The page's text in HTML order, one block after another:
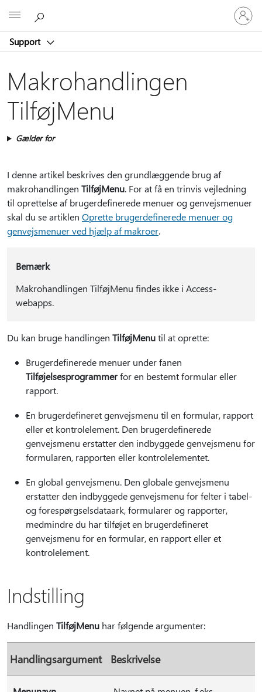
Support
Log
på
din
Makrohandlingen
TilføjMenu
Gælder for
I denne artikel beskrives den grundlæggende brug af
makrohandlingen TilføjMenu. For at få en trinvis vejledning
til oprettelse af brugerdefinerede menuer og genvejsmenuer
skal du se artiklen Oprette brugerdefinerede menuer og
genvejsmenuer ved hjælp af makroer.
Bemærk
Makrohandlingen TilføjMenu findes ikke i Access-
webapps.
Du kan bruge handlingen TilføjMenutil at oprette:
Brugerdefinerede menuer under fanen
Tilføjelsesprogrammerfor en bestemt formular eller
rapport.
En brugerdefineret genvejsmenu til en formular, rapport
eller et kontrolelement. Den brugerdefinerede
genvejsmenu erstatter den indbyggede genvejsmenu for
formularen, rapporten eller kontrolelementet.
En global genvejsmenu. Den globale genvejsmenu
erstatter den indbyggede genvejsmenu for felter i tabel-
og forespørgselsdataark, formularer og rapporter,
medmindre du har tilføjet en brugerdefineret
genvejsmenu for en formular, en rapport eller et
kontrolelement.
Indstilling
Handlingen TilføjMenu har følgende argumenter:
Handlingsargument Beskrivelse